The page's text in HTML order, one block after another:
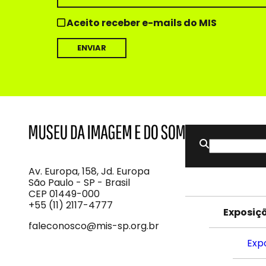
Aceito receber e-mails do MIS
Imagem
e
do
Som
Av. Europa, 158, Jd. Europa
São Paulo - SP - Brasil
CEP 01449-000
+55 (11) 2117-4777
faleconosco@mis-sp.org.br
Buscar
por: